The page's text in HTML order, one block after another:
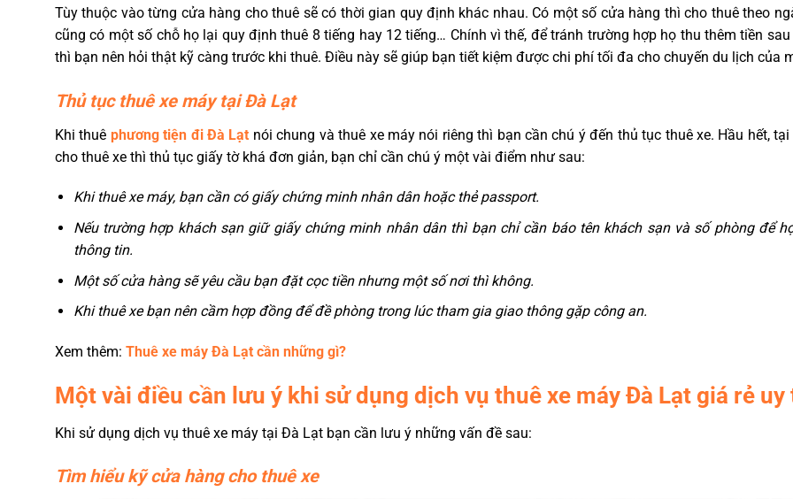
Tùy thuộc vào từng cửa hàng cho thuê sẽ có thời gian quy định khác nhau. Có một số cửa hàng thì cho thuê theo
cũng có một số chỗ họ lại quy định thuê 8 tiếng hay 12 tiếng… Chính vì thế, để tránh trường hợp họ thu thêm tiền
thì bạn nên hỏi thật kỹ càng trước khi thuê. Điều này sẽ giúp bạn tiết kiệm được chi phí tối đa cho chuyến du lịch của
Thủ tục thuê xe máy tại Đà Lạt
Khi thuê phương tiện đi Đà Lạt nói chung và thuê xe máy nói riêng thì bạn cần chú ý đến thủ tục thuê xe. Hầu hết,
cho thuê xe thì thủ tục giấy tờ khá đơn giản, bạn chỉ cần chú ý một vài điểm như sau:
Khi thuê xe máy, bạn cần có giấy chứng minh nhân dân hoặc thẻ passport.
Nếu trường hợp khách sạn giữ giấy chứng minh nhân dân thì bạn chỉ cần báo tên khách sạn và số phòng để
thông tin.
Một số cửa hàng sẽ yêu cầu bạn đặt cọc tiền nhưng một số nơi thì không.
Khi thuê xe bạn nên cầm hợp đồng để đề phòng trong lúc tham gia giao thông gặp công an.
Xem thêm: Thuê xe máy Đà Lạt cần những gì?
Một vài điều cần lưu ý khi sử dụng dịch vụ thuê xe máy Đà Lạt giá rẻ uy
Khi sử dụng dịch vụ thuê xe máy tại Đà Lạt bạn cần lưu ý những vấn đề sau:
Tìm hiểu kỹ cửa hàng cho thuê xe